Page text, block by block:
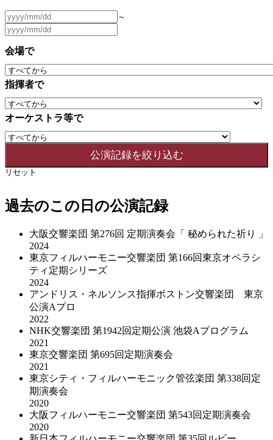
～
会場で
指揮者で
オーケストラ等で
リセット
過去のこの日の公演記録
大阪交響楽団 第276回 定期演奏会「 秘められた祈り 」
2024
東京フィルハーモニー交響楽団 第166回東京オペラシ
ティ定期シリーズ
2024
アンドリス・ネルソンス指揮ボストン交響楽団 東京
公演Aプロ
2022
NHK交響楽団 第1942回定期公演 池袋Aプログラム
2021
東京交響楽団 第695回定期演奏会
2021
東京シティ・フィルハーモニック管弦楽団 第338回定
期演奏会
2020
大阪フィルハーモニー交響楽団 第543回定期演奏会
2020